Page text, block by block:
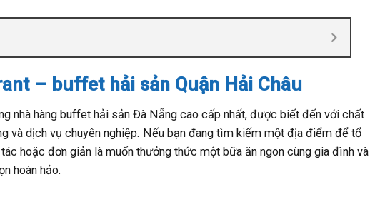
– buffet hải sản Quận Hải Châu
nhà hàng buffet hải sản Đà Nẵng cao cấp nhất, được biết đến với chất
và dịch vụ chuyên nghiệp. Nếu bạn đang tìm kiếm một địa điểm để tổ
hoặc đơn giản là muốn thưởng thức một bữa ăn ngon cùng gia đình và
hoàn hảo.